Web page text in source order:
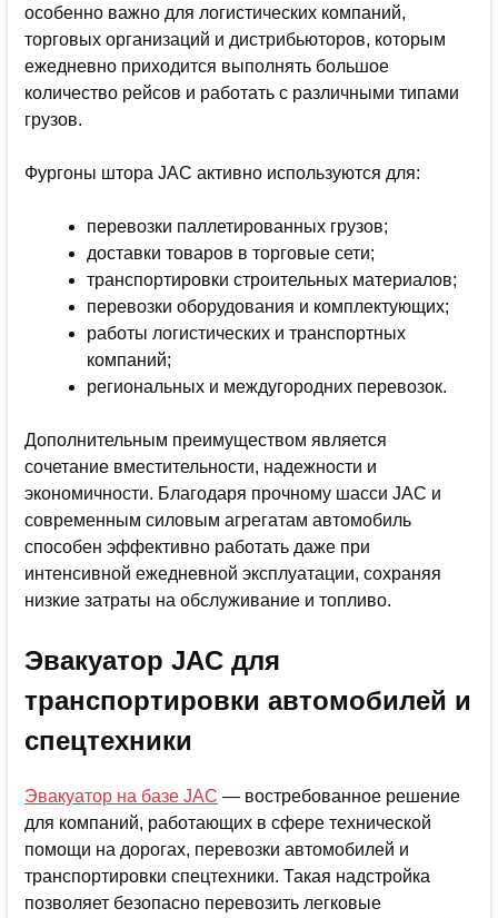
особенно важно для логистических компаний,
торговых организаций и дистрибьюторов, которым
ежедневно приходится выполнять большое
количество рейсов и работать с различными типами
грузов.
Фургоны штора JAC активно используются для:
перевозки паллетированных грузов;
доставки товаров в торговые сети;
транспортировки строительных материалов;
перевозки оборудования и комплектующих;
работы логистических и транспортных
компаний;
региональных и междугородних перевозок.
Дополнительным преимуществом является
сочетание вместительности, надежности и
экономичности. Благодаря прочному шасси JAC и
современным силовым агрегатам автомобиль
способен эффективно работать даже при
интенсивной ежедневной эксплуатации, сохраняя
низкие затраты на обслуживание и топливо.
Эвакуатор JAC для
транспортировки автомобилей и
спецтехники
Эвакуатор на базе JAC — востребованное решение
для компаний, работающих в сфере технической
помощи на дорогах, перевозки автомобилей и
транспортировки спецтехники. Такая надстройка
позволяет безопасно перевозить легковые